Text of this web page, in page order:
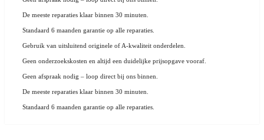
De meeste reparaties klaar binnen 30 minuten.
Standaard 6 maanden garantie op alle reparaties.
Gebruik van uitsluitend originele of A-kwaliteit onderdelen.
Geen onderzoekskosten en altijd een duidelijke prijsopgave vooraf.
Geen afspraak nodig – loop direct bij ons binnen.
De meeste reparaties klaar binnen 30 minuten.
Standaard 6 maanden garantie op alle reparaties.